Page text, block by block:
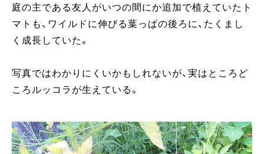
庭の主である友人がいつの間にか追加で植えていたト
マトも、ワイルドに伸びる葉っぱの後ろに、たくまし
く成長していた。
写真ではわかりにくいかもしれないが、実はところど
ころルッコラが生えている。